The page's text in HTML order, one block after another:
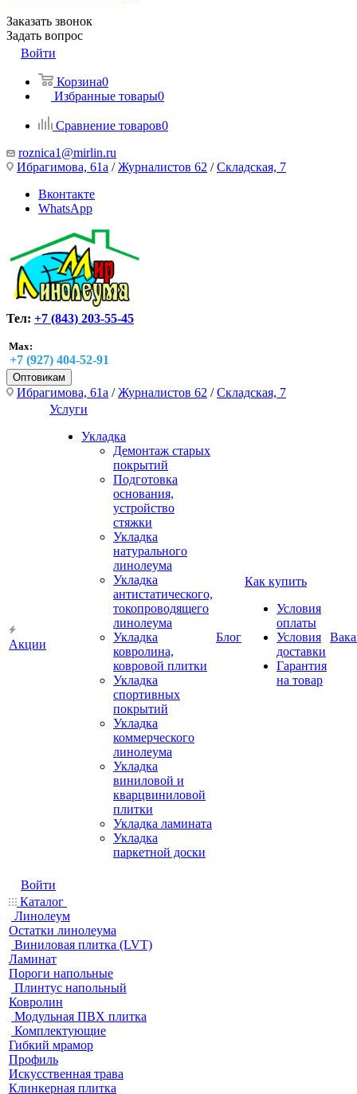
Заказать звонок
Задать вопрос
Войти
Корзина0
Избранные товары0
Сравнение товаров0
roznica1@mirlin.ru
Ибрагимова, 61а /Журналистов 62 /Складская, 7
Вконтакте
WhatsApp
Тел: +7 (843) 203-55-45
Max:
+7 (927) 404-52-91
Оптовикам
Ибрагимова, 61а /Журналистов 62 /Складская, 7
Акции
Услуги
Укладка
Демонтаж старых
покрытий
Подготовка
основания,
устройство
стяжки
Укладка
натурального
линолеума
Укладка
антистатического,
токопроводящего
линолеума
Укладка
ковролина,
ковровой плитки
Укладка
спортивных
покрытий
Укладка
коммерческого
линолеума
Укладка
виниловой и
кварцвиниловой
плитки
Укладка ламината
Укладка
паркетной доски
Блог
Как купить
Условия
оплаты
Условия
доставки
Гарантия
на товар
Войти
Каталог
Линолеум
Остатки линолеума
Виниловая плитка (LVT)
Ламинат
Пороги напольные
Плинтус напольный
Ковролин
Модульная ПВХ плитка
Комплектующие
Гибкий мрамор
Профиль
Искусственная трава
Клинкерная плитка